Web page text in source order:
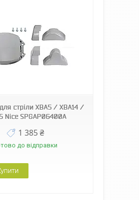
стріли XBA5 / XBA14 /
Nice SPGAP06400A
1 385 ₴
до відправки